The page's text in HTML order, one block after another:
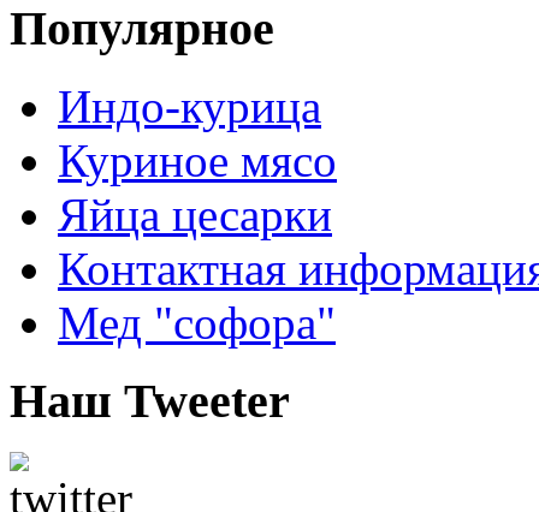
Популярное
Индо-курица
Куриное мясо
Яйца цесарки
Контактная
Мед "софора"
Наш Tweeter